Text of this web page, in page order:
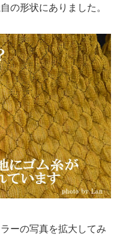
の形状にありました。
ーの写真を拡大してみ